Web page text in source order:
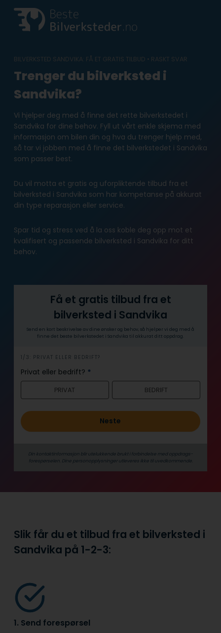
content
BILVERKSTED SANDVIKA: FÅ ET GRATIS TILBUD • RASKT SVAR
Trenger du bilverksted i
Sandvika?
Vi hjelper deg med å finne det rette bilverkstedet i
Sandvika for dine behov. Fyll ut vårt enkle skjema med
informasjon om bilen din og hva du trenger hjelp med,
så tar vi jobben med å finne det bilverkstedet i Sandvika
som passer best.
Du vil motta et gratis og uforpliktende tilbud fra et
bilverksted i Sandvika som har kompetanse på akkurat
din type reparasjon eller service.
Spar tid og stress ved å la oss koble deg opp mot et
kvalifisert og passende bilverksted i Sandvika for ditt
behov.
Få et gratis tilbud fra et
bilverksted i Sandvika
Send en kort beskrivelse av dine ønsker og behov, så hjelper vi deg med å
finne det beste bilverkstedet i Sandvika til akkurat ditt oppdrag.
h
e
r
1/3: PRIVAT ELLER BEDRIFT?
Privat eller bedrift? *
PRIVAT BEDRIFT
Neste
Din kontaktinformasjon blir utelukkende brukt i forbindelse med oppdrags­
forespørselen. Dine person­­opplysninger utleveres ikke til uvedkommende.
Slik får du et tilbud fra et bilverksted i
Sandvika på 1-2-3:
1. Send forespørsel